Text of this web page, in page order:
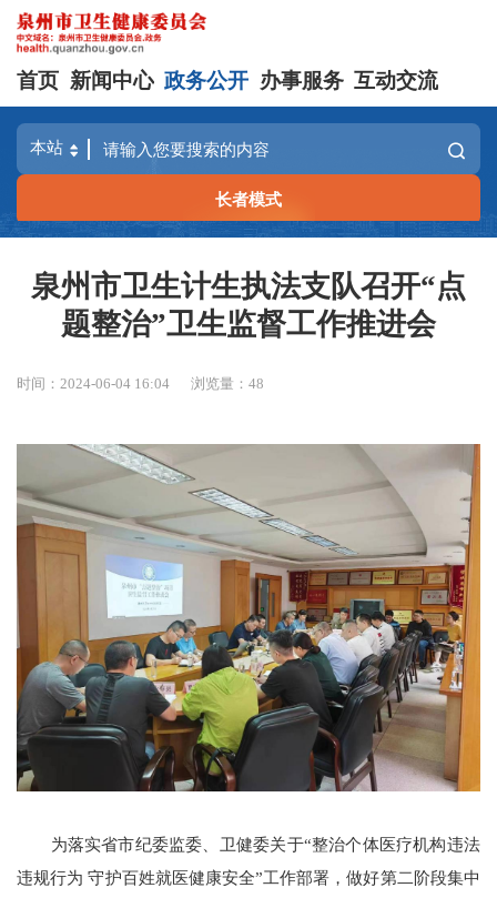
首页 新闻中心 政务公开 办事服务 互动交流
长者模式
泉州市卫生计生执法支队召开“点
题整治”卫生监督工作推进会
时间：2024-06-04 16:04 浏览量：48
为落实省市纪委监委、卫健委关于“整治个体医疗机构违法
违规行为 守护百姓就医健康安全”工作部署，做好第二阶段集中